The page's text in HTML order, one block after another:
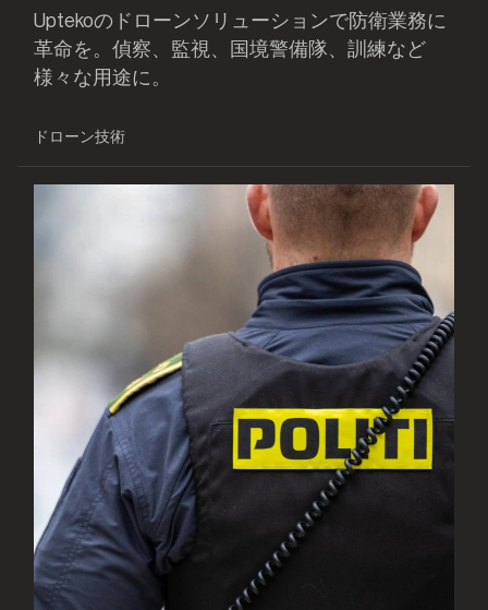
Uptekoのドローンソリューションで防衛業務に
革命を。偵察、監視、国境警備隊、訓練など
様々な用途に。
ドローン技術